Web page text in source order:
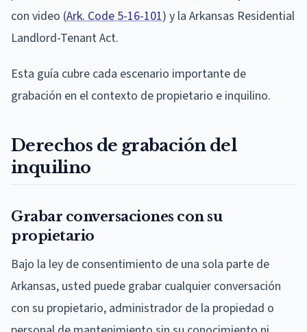
con video (Ark. Code 5-16-101) y la Arkansas Residential
Landlord-Tenant Act.
Esta guía cubre cada escenario importante de
grabación en el contexto de propietario e inquilino.
Derechos de grabación del
inquilino
Grabar conversaciones con su
propietario
Bajo la ley de consentimiento de una sola parte de
Arkansas, usted puede grabar cualquier conversación
con su propietario, administrador de la propiedad o